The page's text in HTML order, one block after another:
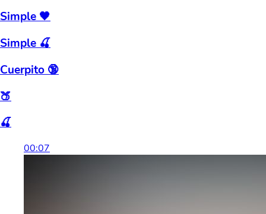
Simple 🖤
Simple 🍒
Cuerpito 🔞
🍑
🍒
00:07